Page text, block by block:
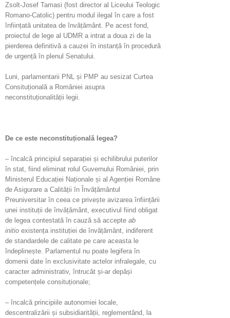
Zsolt-Josef Tamasi (fost director al Liceului Teologic
Romano-Catolic) pentru modul ilegal în care a fost
înființată unitatea de învățământ. Pe acest fond,
proiectul de lege al UDMR a intrat a doua zi de la
pierderea definitivă a cauzei în instanță în procedură
de urgență în plenul Senatului.
Luni, parlamentarii PNL și PMP au sesizat Curtea
Consituțională a României asupra
neconstituționalității legii.
De ce este neconstituțională legea?
– încalcă principiul separației și echilibrului puterilor
în stat, fiind eliminat rolul Guvernului României, prin
Ministerul Educației Naționale și al Agenției Române
de Asigurare a Calității în Învățământul
Preuniversitar în ceea ce privește avizarea înființării
unei instituții de învățământ, executivul fiind obligat
de legea contestată în cauză să accepte ab
initio existența instituției de învățământ, indiferent
de standardele de calitate pe care aceasta le
îndeplinește. Parlamentul nu poate legifera în
domenii date în exclusivitate actelor infralegale, cu
caracter administrativ, întrucât și-ar depăși
competențele consituționale;
– încalcă principiile autonomiei locale,
descentralizării și subsidiarității, reglementând, la